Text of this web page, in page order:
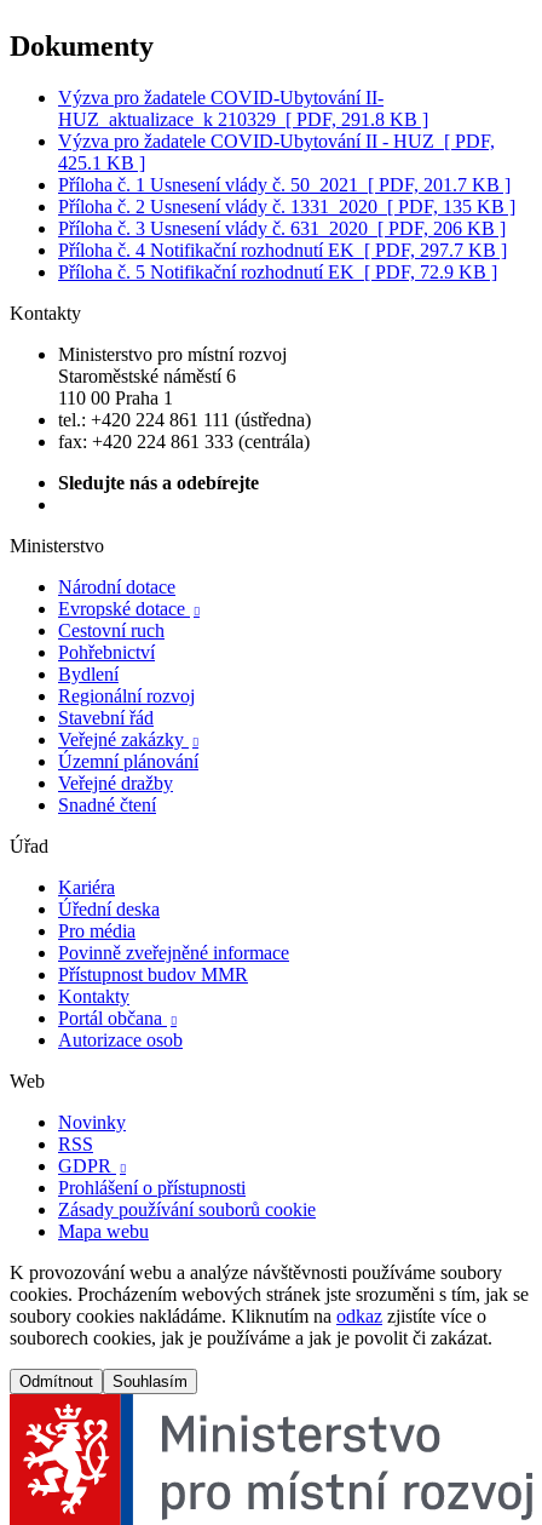
Dokumenty
Výzva pro žadatele COVID-Ubytování II-
HUZ_aktualizace_k 210329 [ PDF, 291.8 KB ]
Výzva pro žadatele COVID-Ubytování II - HUZ [ PDF,
425.1 KB ]
Příloha č. 1 Usnesení vlády č. 50_2021
[ PDF, 201.7 KB ]
Příloha č. 2 Usnesení vlády č. 1331_2020 [ PDF, 135 KB ]
Příloha č. 3 Usnesení vlády č. 631_2020 [ PDF, 206 KB ]
Příloha č. 4 Notifikační rozhodnutí EK [ PDF, 297.7 KB ]
Příloha č. 5 Notifikační rozhodnutí EK [ PDF, 72.9 KB ]
Kontakty
Ministerstvo pro místní rozvoj
Staroměstské náměstí 6
110 00 Praha 1
tel.: +420 224 861 111 (ústředna)
fax: +420 224 861 333 (centrála)
Sledujte nás a odebírejte
Ministerstvo
Národní dotace
Evropské dotace

Cestovní ruch
Pohřebnictví
Bydlení
Regionální rozvoj
Stavební řád
Veřejné zakázky

Územní plánování
Veřejné dražby
Snadné čtení
Úřad
Kariéra
Úřední deska
Pro média
Povinně zveřejněné informace
Přístupnost budov MMR
Kontakty
Portál občana

Autorizace osob
Web
Novinky
RSS
GDPR

Prohlášení o přístupnosti
Zásady používání souborů cookie
Mapa webu
K provozování webu a analýze návštěvnosti používáme soubory
cookies. Procházením webových stránek jste srozuměni s tím, jak se
soubory cookies nakládáme. Kliknutím na odkaz zjistíte více o
souborech cookies, jak je používáme a jak je povolit či zakázat.
Odmítnout Souhlasím